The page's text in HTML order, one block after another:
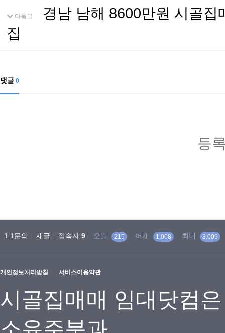
다음글
경남 남해 8600만원 시골
집
댓글 0
등
1:1문의 새글 접속자 9 오늘 215 어제 1,008 최대 3,009
개인정보처리방침 서비스이용약관
시골집매매 임대닷컴